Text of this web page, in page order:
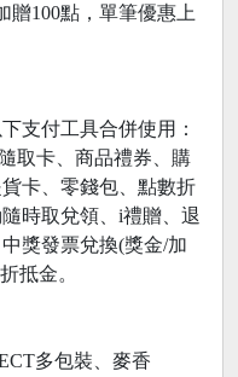
贈100點，單筆優惠上
支付工具合併使用：
取卡、商品禮券、購
卡、零錢包、點數折
時取兌領、i禮贈、退
獎發票兌換(獎金/加
抵金。
多包裝、麥香